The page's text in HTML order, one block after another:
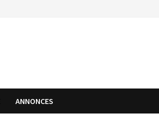
ANNONCES